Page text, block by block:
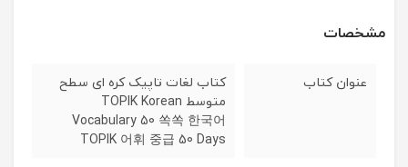
مشخصات
عنوان کتاب
کتاب لغات تاپیک کره ای سطح
متوسط TOPIK Korean
Vocabulary 50 쏙쏙 한국어
TOPIK 어휘 중급 50 Days